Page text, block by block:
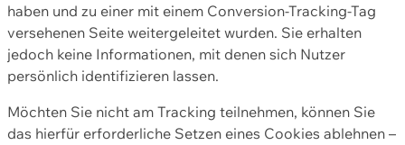
haben und zu einer mit einem Conversion-Tracking-Tag
versehenen Seite weitergeleitet wurden. Sie erhalten
jedoch keine Informationen, mit denen sich Nutzer
persönlich identifizieren lassen.
Möchten Sie nicht am Tracking teilnehmen, können Sie
das hierfür erforderliche Setzen eines Cookies ablehnen –